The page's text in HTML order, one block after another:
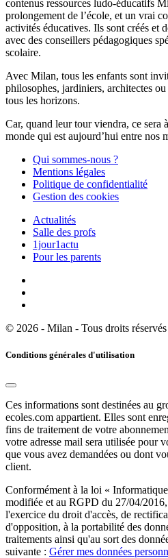
contenus ressources ludo-éducatifs
prolongement de l’école, et un vrai
activités éducatives. Ils sont créés et
avec des conseillers pédagogiques
scolaire.
Avec Milan, tous les enfants sont
philosophes, jardiniers, architectes
tous les horizons.
Car, quand leur tour viendra, ce sera
monde qui est aujourd’hui entre nos
Qui sommes-nous ?
Mentions légales
Politique de confidentialité
Gestion des cookies
Actualités
Salle des profs
1jour1actu
Pour les parents
© 2026 - Milan - Tous droits réservés
Conditions générales d'utilisation
Ces informations sont destinées au
ecoles.com appartient. Elles sont
fins de traitement de votre
votre adresse mail sera utilisée pour
que vous avez demandées ou dont
client.
Conformément à la loi «
modifiée et au RGPD du 27/04/
l'exercice du droit d'accès, de
d'opposition, à la portabilité des
traitements ainsi qu'au sort des
suivante : Gérer mes données